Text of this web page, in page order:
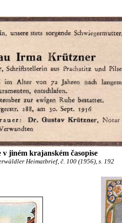
v jiném krajanském časopise
Heimatbrief, č. 100 (1956), s. 192